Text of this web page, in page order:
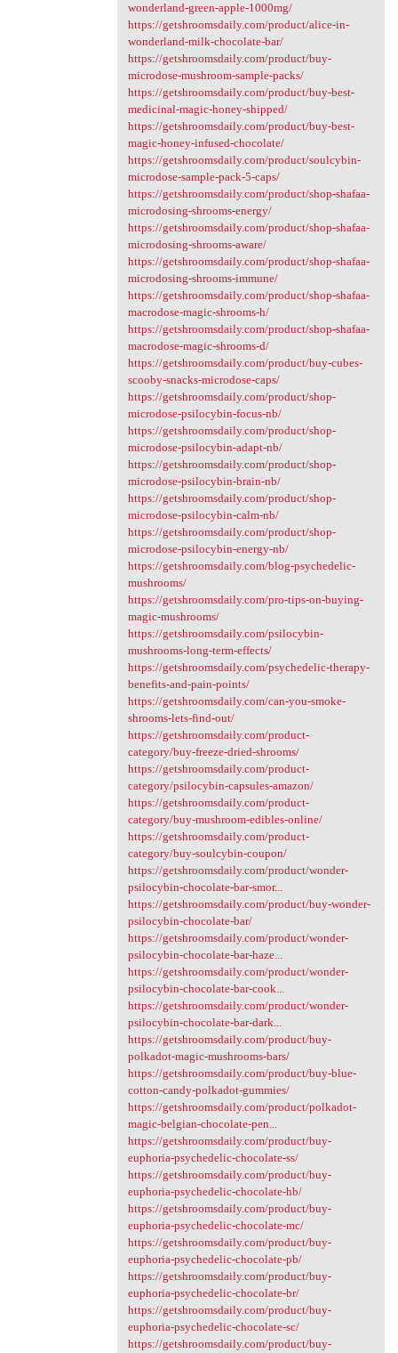
wonderland-green-apple-1000mg/
https://getshroomsdaily.com/product/alice-in-
wonderland-milk-chocolate-bar/
https://getshroomsdaily.com/product/buy-
microdose-mushroom-sample-packs/
https://getshroomsdaily.com/product/buy-best-
medicinal-magic-honey-shipped/
https://getshroomsdaily.com/product/buy-best-
magic-honey-infused-chocolate/
https://getshroomsdaily.com/product/soulcybin-
microdose-sample-pack-5-caps/
https://getshroomsdaily.com/product/shop-shafaa-
microdosing-shrooms-energy/
https://getshroomsdaily.com/product/shop-shafaa-
microdosing-shrooms-aware/
https://getshroomsdaily.com/product/shop-shafaa-
microdosing-shrooms-immune/
https://getshroomsdaily.com/product/shop-shafaa-
macrodose-magic-shrooms-h/
https://getshroomsdaily.com/product/shop-shafaa-
macrodose-magic-shrooms-d/
https://getshroomsdaily.com/product/buy-cubes-
scooby-snacks-microdose-caps/
https://getshroomsdaily.com/product/shop-
microdose-psilocybin-focus-nb/
https://getshroomsdaily.com/product/shop-
microdose-psilocybin-adapt-nb/
https://getshroomsdaily.com/product/shop-
microdose-psilocybin-brain-nb/
https://getshroomsdaily.com/product/shop-
microdose-psilocybin-calm-nb/
https://getshroomsdaily.com/product/shop-
microdose-psilocybin-energy-nb/
https://getshroomsdaily.com/blog-psychedelic-
mushrooms/
https://getshroomsdaily.com/pro-tips-on-buying-
magic-mushrooms/
https://getshroomsdaily.com/psilocybin-
mushrooms-long-term-effects/
https://getshroomsdaily.com/psychedelic-therapy-
benefits-and-pain-points/
https://getshroomsdaily.com/can-you-smoke-
shrooms-lets-find-out/
https://getshroomsdaily.com/product-
category/buy-freeze-dried-shrooms/
https://getshroomsdaily.com/product-
category/psilocybin-capsules-amazon/
https://getshroomsdaily.com/product-
category/buy-mushroom-edibles-online/
https://getshroomsdaily.com/product-
category/buy-soulcybin-coupon/
https://getshroomsdaily.com/product/wonder-
psilocybin-chocolate-bar-smor...
https://getshroomsdaily.com/product/buy-wonder-
psilocybin-chocolate-bar/
https://getshroomsdaily.com/product/wonder-
psilocybin-chocolate-bar-haze...
https://getshroomsdaily.com/product/wonder-
psilocybin-chocolate-bar-cook...
https://getshroomsdaily.com/product/wonder-
psilocybin-chocolate-bar-dark...
https://getshroomsdaily.com/product/buy-
polkadot-magic-mushrooms-bars/
https://getshroomsdaily.com/product/buy-blue-
cotton-candy-polkadot-gummies/
https://getshroomsdaily.com/product/polkadot-
magic-belgian-chocolate-pen...
https://getshroomsdaily.com/product/buy-
euphoria-psychedelic-chocolate-ss/
https://getshroomsdaily.com/product/buy-
euphoria-psychedelic-chocolate-hb/
https://getshroomsdaily.com/product/buy-
euphoria-psychedelic-chocolate-mc/
https://getshroomsdaily.com/product/buy-
euphoria-psychedelic-chocolate-pb/
https://getshroomsdaily.com/product/buy-
euphoria-psychedelic-chocolate-br/
https://getshroomsdaily.com/product/buy-
euphoria-psychedelic-chocolate-sc/
https://getshroomsdaily.com/product/buy-